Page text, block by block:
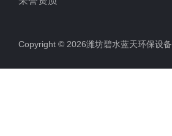
Copyright © 2026潍坊碧水蓝天环保设